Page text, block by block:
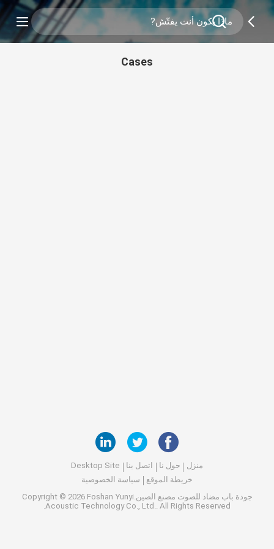
Cases
منزل حول نا اتصل بنا
Desktop Site
خريطة الموقع
سياسة الخصوصية
جودة باب مضاد للصوت
مصنع الصين.Copyright © 2026 Foshan Yunyi
Acoustic Technology Co., Ltd.. All Rights Reserved.